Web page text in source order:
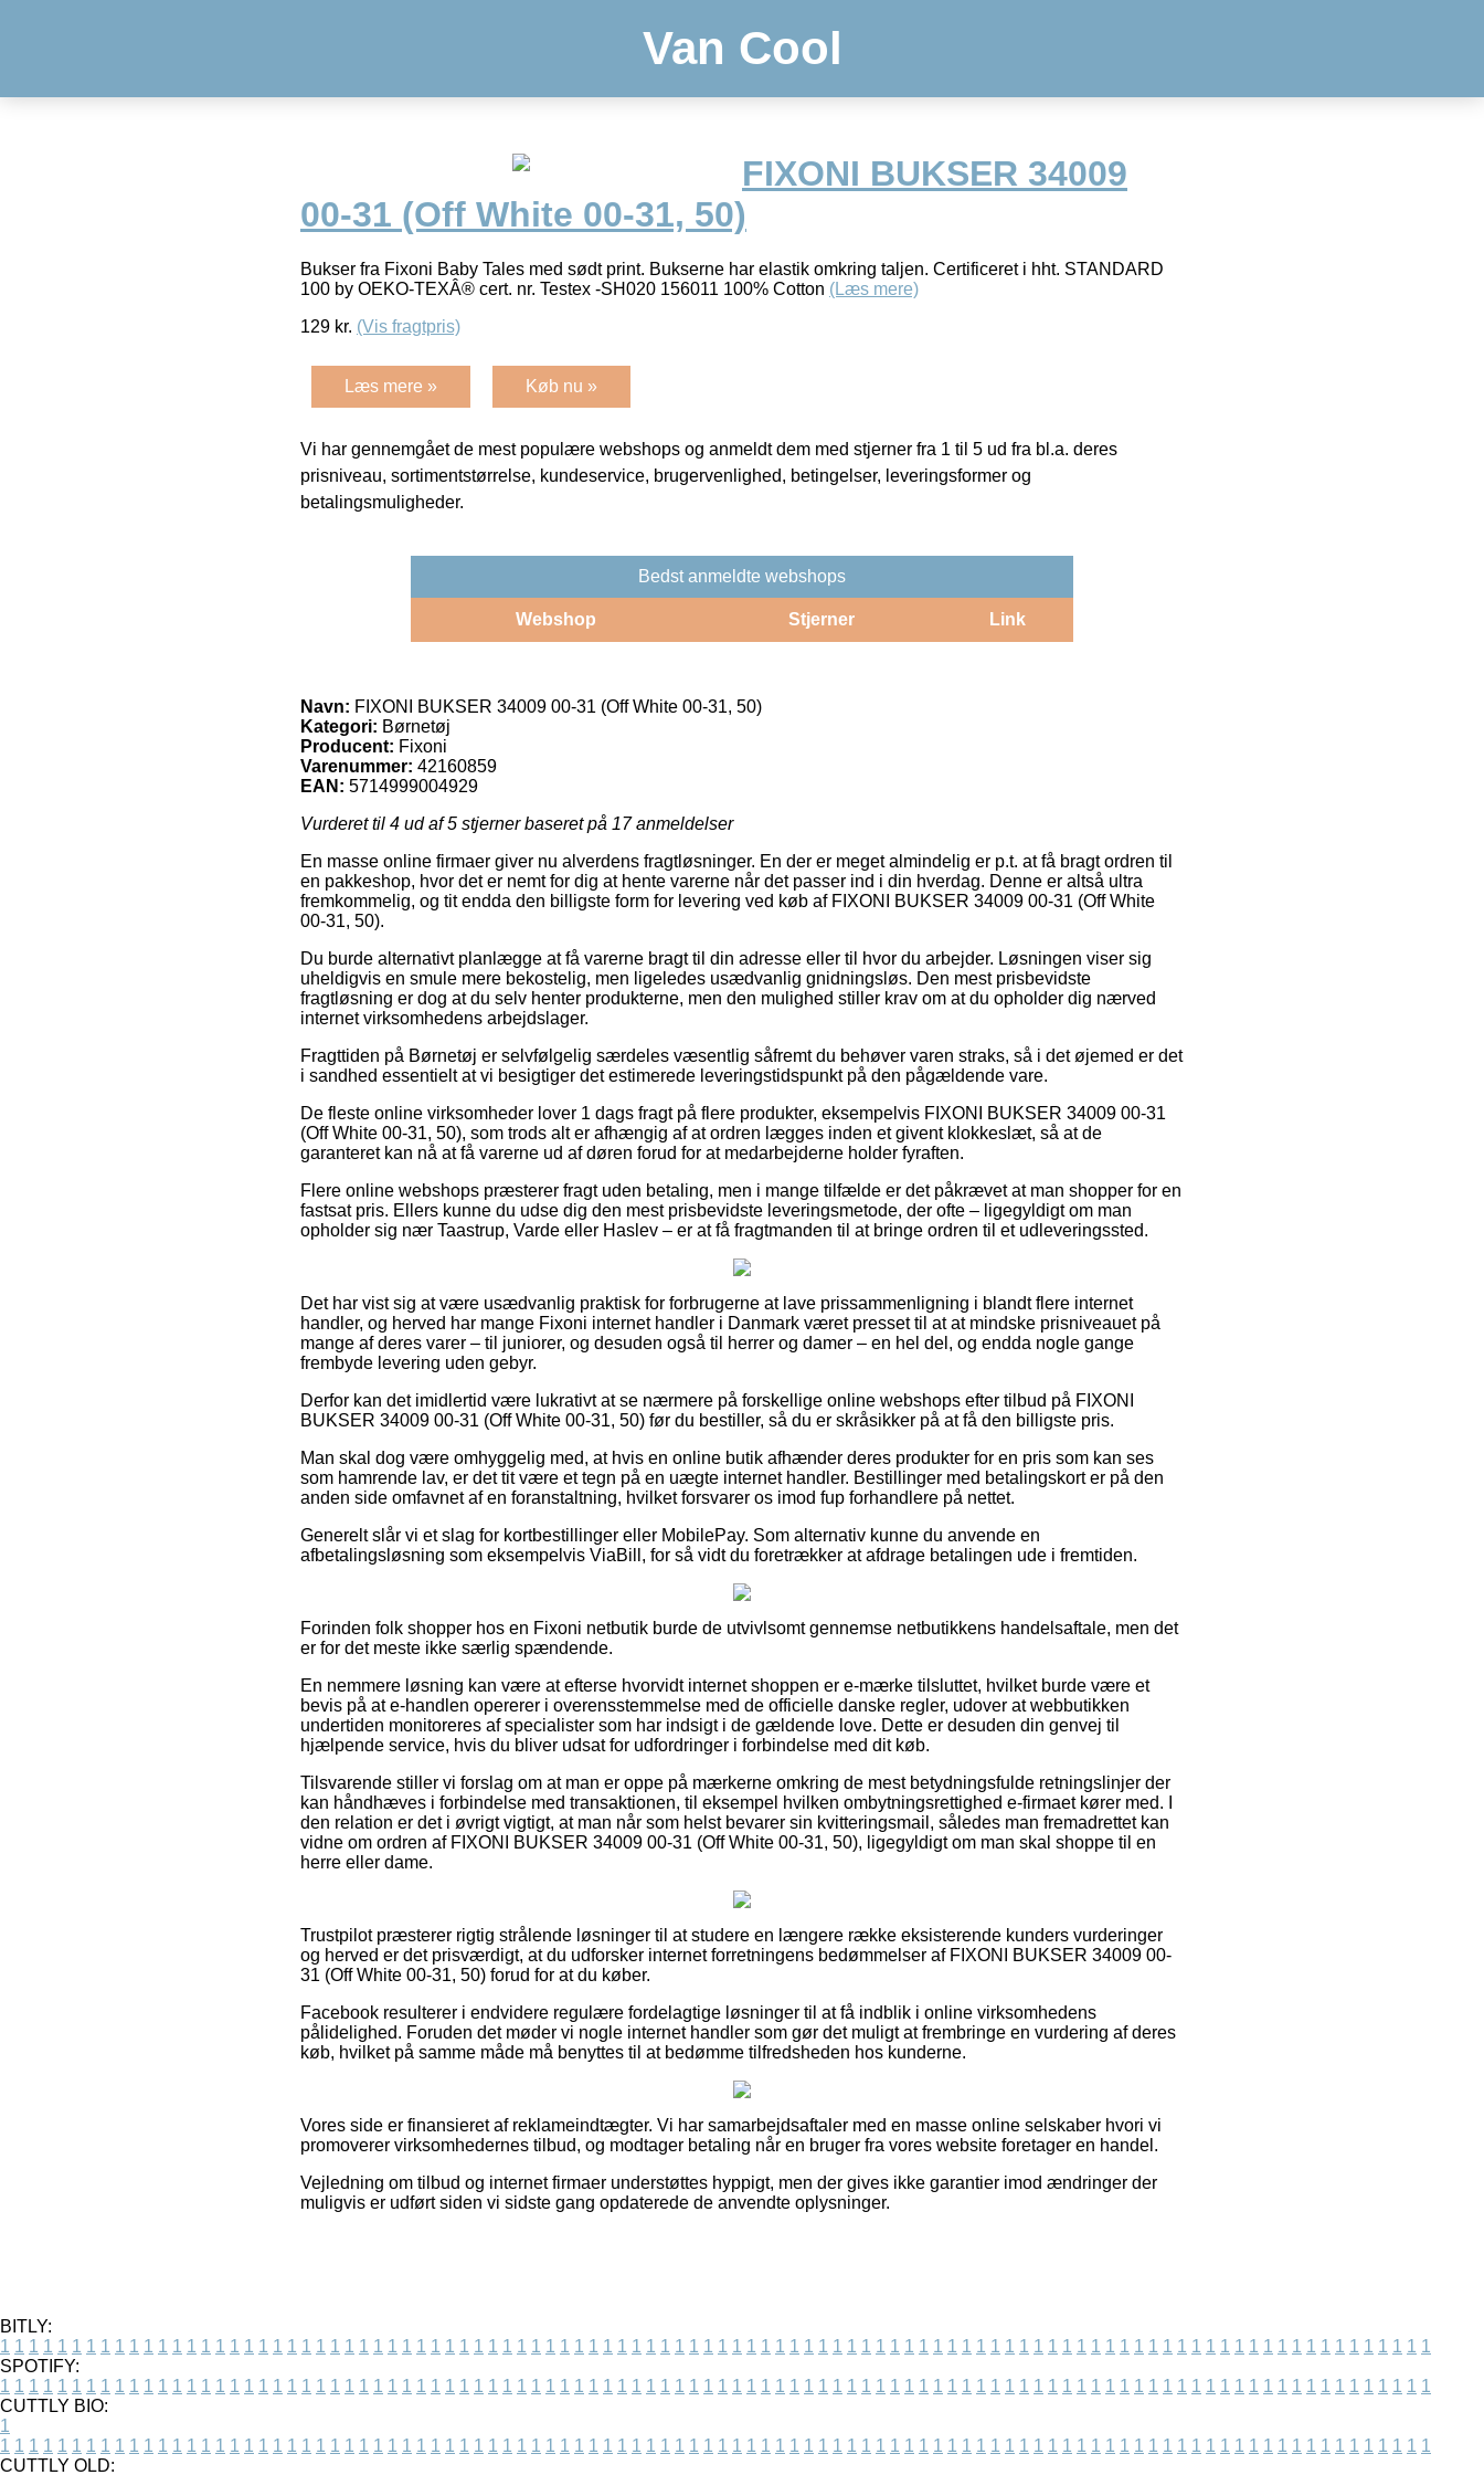
Van Cool
FIXONI BUKSER 34009
00-31 (Off White 00-31, 50)
Bukser fra Fixoni Baby Tales med sødt print. Bukserne har elastik omkring taljen. Certificeret i hht. STANDARD
100 by OEKO-TEXÂ® cert. nr. Testex -SH020 156011 100% Cotton (Læs mere)
129 kr. (Vis fragtpris)
Læs mere » Køb nu »
Vi har gennemgået de mest populære webshops og anmeldt dem med stjerner fra 1 til 5 ud fra bl.a. deres
prisniveau, sortimentstørrelse, kundeservice, brugervenlighed, betingelser, leveringsformer og
betalingsmuligheder.
Bedst anmeldte webshops
Webshop Stjerner Link
Navn: FIXONI BUKSER 34009 00-31 (Off White 00-31, 50)
Kategori: Børnetøj
Producent: Fixoni
Varenummer: 42160859
EAN: 5714999004929
Vurderet til 4 ud af 5 stjerner baseret på 17anmeldelser
En masse online firmaer giver nu alverdens fragtløsninger. En der er meget almindelig er p.t. at få bragt ordren til
en pakkeshop, hvor det er nemt for dig at hente varerne når det passer ind i din hverdag. Denne er altså ultra
fremkommelig, og tit endda den billigste form for levering ved køb af FIXONI BUKSER 34009 00-31 (Off White
00-31, 50).
Du burde alternativt planlægge at få varerne bragt til din adresse eller til hvor du arbejder. Løsningen viser sig
uheldigvis en smule mere bekostelig, men ligeledes usædvanlig gnidningsløs. Den mest prisbevidste
fragtløsning er dog at du selv henter produkterne, men den mulighed stiller krav om at du opholder dig nærved
internet virksomhedens arbejdslager.
Fragttiden på Børnetøj er selvfølgelig særdeles væsentlig såfremt du behøver varen straks, så i det øjemed er det
i sandhed essentielt at vi besigtiger det estimerede leveringstidspunkt på den pågældende vare.
De fleste online virksomheder lover 1 dags fragt på flere produkter, eksempelvis FIXONI BUKSER 34009 00-31
(Off White 00-31, 50), som trods alt er afhængig af at ordren lægges inden et givent klokkeslæt, så at de
garanteret kan nå at få varerne ud af døren forud for at medarbejderne holder fyraften.
Flere online webshops præsterer fragt uden betaling, men i mange tilfælde er det påkrævet at man shopper for en
fastsat pris. Ellers kunne du udse dig den mest prisbevidste leveringsmetode, der ofte – ligegyldigt om man
opholder sig nær Taastrup, Varde eller Haslev – er at få fragtmanden til at bringe ordren til et udleveringssted.
Det har vist sig at være usædvanlig praktisk for forbrugerne at lave prissammenligning i blandt flere internet
handler, og herved har mange Fixoni internet handler i Danmark været presset til at at mindske prisniveauet på
mange af deres varer – til juniorer, og desuden også til herrer og damer – en hel del, og endda nogle gange
frembyde levering uden gebyr.
Derfor kan det imidlertid være lukrativt at se nærmere på forskellige online webshops efter tilbud på FIXONI
BUKSER 34009 00-31 (Off White 00-31, 50) før du bestiller, så du er skråsikker på at få den billigste pris.
Man skal dog være omhyggelig med, at hvis en online butik afhænder deres produkter for en pris som kan ses
som hamrende lav, er det tit være et tegn på en uægte internet handler. Bestillinger med betalingskort er på den
anden side omfavnet af en foranstaltning, hvilket forsvarer os imod fup forhandlere på nettet.
Generelt slår vi et slag for kortbestillinger eller MobilePay. Som alternativ kunne du anvende en
afbetalingsløsning som eksempelvis ViaBill, for så vidt du foretrækker at afdrage betalingen ude i fremtiden.
Forinden folk shopper hos en Fixoni netbutik burde de utvivlsomt gennemse netbutikkens handelsaftale, men det
er for det meste ikke særlig spændende.
En nemmere løsning kan være at efterse hvorvidt internet shoppen er e-mærke tilsluttet, hvilket burde være et
bevis på at e-handlen opererer i overensstemmelse med de officielle danske regler, udover at webbutikken
undertiden monitoreres af specialister som har indsigt i de gældende love. Dette er desuden din genvej til
hjælpende service, hvis du bliver udsat for udfordringer i forbindelse med dit køb.
Tilsvarende stiller vi forslag om at man er oppe på mærkerne omkring de mest betydningsfulde retningslinjer der
kan håndhæves i forbindelse med transaktionen, til eksempel hvilken ombytningsrettighed e-firmaet kører med. I
den relation er det i øvrigt vigtigt, at man når som helst bevarer sin kvitteringsmail, således man fremadrettet kan
vidne om ordren af FIXONI BUKSER 34009 00-31 (Off White 00-31, 50), ligegyldigt om man skal shoppe til en
herre eller dame.
Trustpilot præsterer rigtig strålende løsninger til at studere en længere række eksisterende kunders vurderinger
og herved er det prisværdigt, at du udforsker internet forretningens bedømmelser af FIXONI BUKSER 34009 00-
31 (Off White 00-31, 50) forud for at du køber.
Facebook resulterer i endvidere regulære fordelagtige løsninger til at få indblik i online virksomhedens
pålidelighed. Foruden det møder vi nogle internet handler som gør det muligt at frembringe en vurdering af deres
køb, hvilket på samme måde må benyttes til at bedømme tilfredsheden hos kunderne.
Vores side er finansieret af reklameindtægter. Vi har samarbejdsaftaler med en masse online selskaber hvori vi
promoverer virksomhedernes tilbud, og modtager betaling når en bruger fra vores website foretager en handel.
Vejledning om tilbud og internet firmaer understøttes hyppigt, men der gives ikke garantier imod ændringer der
muligvis er udført siden vi sidste gang opdaterede de anvendte oplysninger.
BITLY:
1 1 1 1 1 1 1 1 1 1 1 1 1 1 1 1 1 1 1 1 1 1 1 1 1 1 1 1 1 1 1 1 1 1 1 1 1 1 1 1 1 1 1 1 1 1 1 1 1 1 1 1 1 1 1 1 1 1 1 1 1 1 1 1 1 1 1 1 1 1 1 1 1 1 1 1 1 1 1 1 1 1 1 1 1 1 1 1 1 1 1 1 1 1 1 1 1 1 1 1
SPOTIFY:
1 1 1 1 1 1 1 1 1 1 1 1 1 1 1 1 1 1 1 1 1 1 1 1 1 1 1 1 1 1 1 1 1 1 1 1 1 1 1 1 1 1 1 1 1 1 1 1 1 1 1 1 1 1 1 1 1 1 1 1 1 1 1 1 1 1 1 1 1 1 1 1 1 1 1 1 1 1 1 1 1 1 1 1 1 1 1 1 1 1 1 1 1 1 1 1 1 1 1 1
CUTTLY BIO:
1
1 1 1 1 1 1 1 1 1 1 1 1 1 1 1 1 1 1 1 1 1 1 1 1 1 1 1 1 1 1 1 1 1 1 1 1 1 1 1 1 1 1 1 1 1 1 1 1 1 1 1 1 1 1 1 1 1 1 1 1 1 1 1 1 1 1 1 1 1 1 1 1 1 1 1 1 1 1 1 1 1 1 1 1 1 1 1 1 1 1 1 1 1 1 1 1 1 1 1 1
CUTTLY OLD: